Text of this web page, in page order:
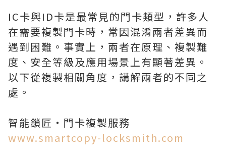
IC卡與ID卡是最常見的門卡類型，許多人
在需要複製門卡時，常因混淆兩者差異而
遇到困難。事實上，兩者在原理、複製難
度、安全等級及應用場景上有顯著差異。
以下從複製相關角度，講解兩者的不同之
處。
智能鎖匠・門卡複製服務
www.smartcopy-locksmith.com